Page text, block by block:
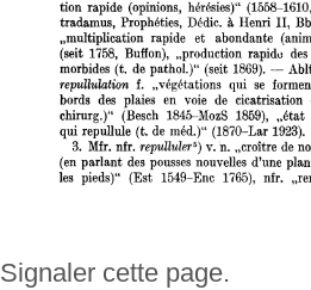
Signaler cette page.